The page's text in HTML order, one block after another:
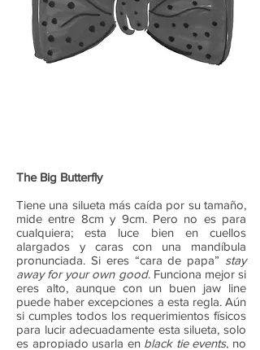
The Big Butterfly
Tiene una silueta más caída por su tamaño,
mide entre 8cm y 9cm. Pero no es para
cualquiera; esta luce bien en cuellos
alargados y caras con una mandíbula
pronunciada. Si eres “cara de papa” stay
away for your own good. Funciona mejor si
eres alto, aunque con un buen jaw line
puede haber excepciones a esta regla. Aún
si cumples todos los requerimientos físicos
para lucir adecuadamente esta silueta, solo
es apropiado usarla en black tie events, no